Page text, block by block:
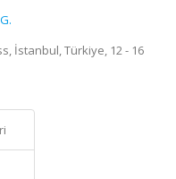
İstanbul, Türkiye, 12 - 16